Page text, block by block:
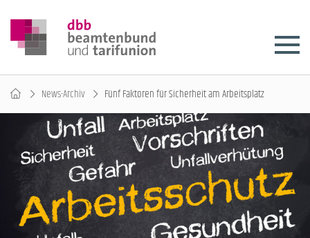
News-Archiv Fünf Faktoren für Sicherheit am Arbeitsplatz